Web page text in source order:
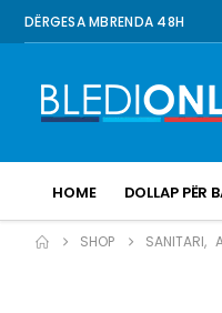
DËRGESA MBRENDA 48H
HOME DOLLAP PËR
SHOP SANITARI,